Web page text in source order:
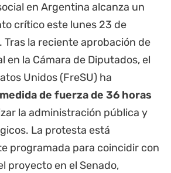
en Argentina alcanza un
crítico este lunes 23 de
la reciente aprobación de
en la Cámara de Diputados, el
Unidos (FreSU) ha
medida de fuerza de 36 horas
la administración pública y
La protesta está
programada para coincidir con
proyecto en el Senado,